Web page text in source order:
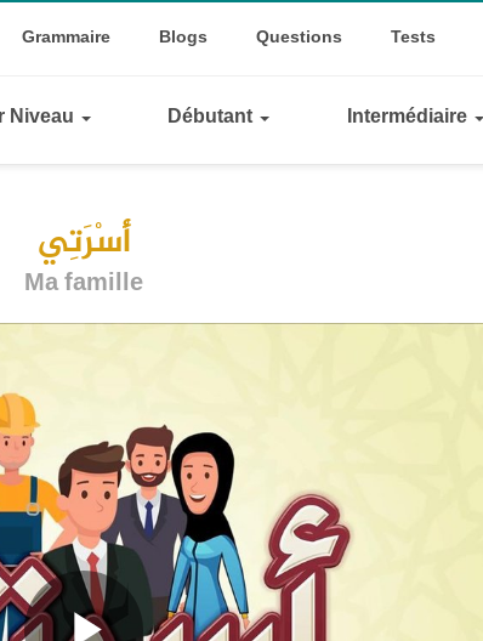
Dropdown
Top
Grammaire Blogs Questions Tests
Niveau Débutant Intermédiaire
أُسْرَتِي
Ma famille